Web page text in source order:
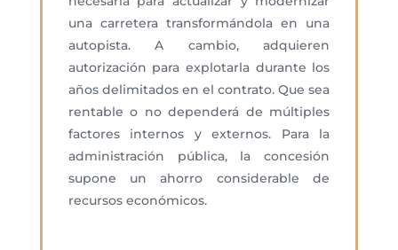
una carretera transformándola en una
autopista. A cambio, adquieren
autorización para explotarla durante los
años delimitados en el contrato. Que sea
rentable o no dependerá de múltiples
factores internos y externos. Para la
administración pública, la concesión
supone un ahorro considerable de
recursos económicos.